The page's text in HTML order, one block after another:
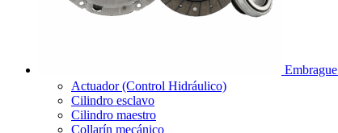
Embrague
Actuador (Control Hidráulico)
Cilindro esclavo
Cilindro maestro
Collarín mecánico